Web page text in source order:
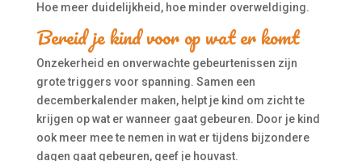
Hoe meer duidelijkheid, hoe minder overweldiging.
Bereid je kind voor op wat er komt
Onzekerheid en onverwachte gebeurtenissen zijn
grote triggers voor spanning. Samen een
decemberkalender maken, helpt je kind om zicht te
krijgen op wat er wanneer gaat gebeuren. Door je kind
ook meer mee te nemen in wat er tijdens bijzondere
dagen gaat gebeuren, geef je houvast.